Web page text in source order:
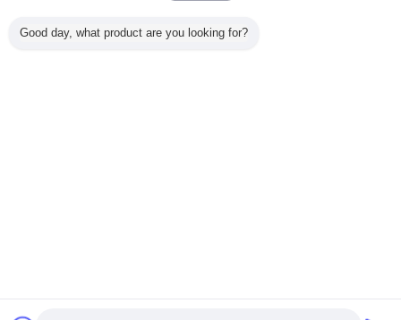
Good day, what product are you looking for?